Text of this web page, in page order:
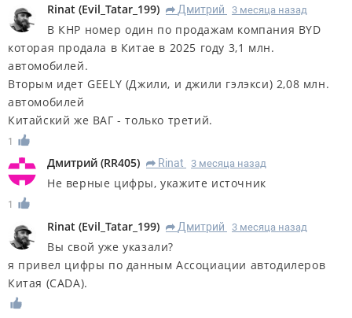
Rinat (Evil_Tatar_199) R Дмитрий 3 месяца назад
В КНР номер один по продажам компания BYD
которая продала в Китае в 2025 году 3,1 млн.
автомобилей.
Вторым идет GEELY (Джили, и джили гэлэкси) 2,08 млн.
автомобилей
Китайский же ВАГ - только третий.
1
Дмитрий (RR405) R Rinat 3 месяца назад
Не верные цифры, укажите источник
1
Rinat (Evil_Tatar_199) R Дмитрий 3 месяца назад
Вы свой уже указали?
я привел цифры по данным Ассоциации автодилеров
Китая (CADA).